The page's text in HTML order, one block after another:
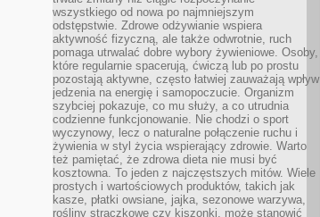
wszystkiego od nowa po najmniejszym
odstępstwie. Zdrowe odżywianie wspiera
aktywność fizyczną, ale także odwrotnie, ruch
pomaga utrwalać dobre wybory żywieniowe. Osoby,
które regularnie spacerują, ćwiczą lub po prostu
pozostają aktywne, często łatwiej zauważają wpływ
jedzenia na energię i samopoczucie. Organizm
szybciej pokazuje, co mu służy, a co utrudnia
codzienne funkcjonowanie. Nie chodzi o sport
wyczynowy, lecz o naturalne połączenie ruchu i
żywienia w styl życia wspierający zdrowie. Warto
też pamiętać, że zdrowa dieta nie musi być
kosztowna. To jeden z najczęstszych mitów. Wiele
prostych i wartościowych produktów, takich jak
kasze, płatki owsiane, jajka, sezonowe warzywa,
rośliny strączkowe czy kiszonki, może stanowić